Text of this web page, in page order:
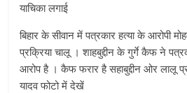
याचिका लगाई
बिहार के सीवान में पत्रकार हत्या के आरोपी
प्रक्रिया चालू । शाहबुद्दीन के गुर्गे कैफ ने
आरोप है । कैफ फरार है सहाबुद्दीन ओर लालू
यादव फोटो में देखें